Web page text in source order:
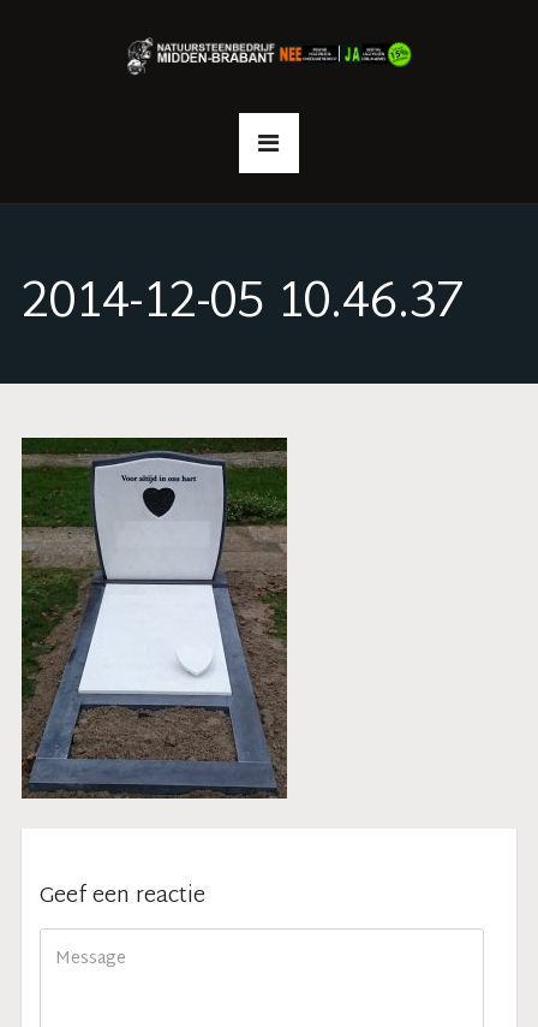
2014-12-05 10.46.37
Geef een reactie